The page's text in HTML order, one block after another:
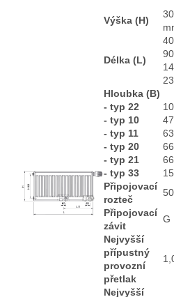
Výška (H)
Délka (L)
Hloubka (B)
- typ 22
- typ 10
- typ 11
- typ 20
- typ 21
- typ 33
Připojovací
rozteč
Připojovací
závit
G
Nejvyšší
přípustný
provozní
přetlak
Nejvyšší